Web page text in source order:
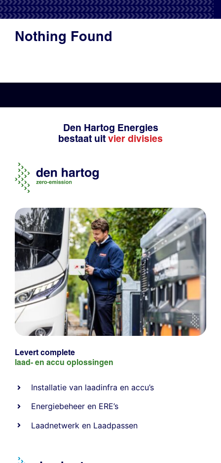
Productadvies
Nothing Found
Den Hartog Energies
bestaat uit vier divisies
Levert complete
laad- en accu oplossingen
Installatie van laadinfra en accu’s
Energiebeheer en ERE’s
Laadnetwerk en Laadpassen